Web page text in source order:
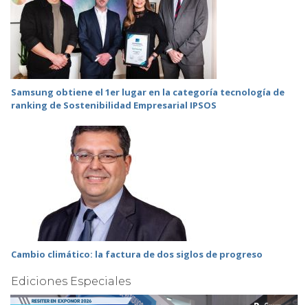
Samsung obtiene el 1er lugar en la categoría tecnología de
ranking de Sostenibilidad Empresarial IPSOS
Cambio climático: la factura de dos siglos de progreso
Ediciones Especiales